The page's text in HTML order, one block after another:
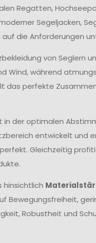
Regatten,
Segeljacken,
die Anforderungen
von Seglern
Wind, während
das perfekte
in der optimalen
entwickelt und
Gleichzeitig
hinsichtlich
Bewegungsfreiheit,
Robustheit und